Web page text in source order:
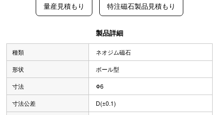
量産見積もり 特注磁石製品見積もり
製品詳細
種類 ネオジム磁石
形状 ボール型
寸法 Φ6
寸法公差 D(±0.1)